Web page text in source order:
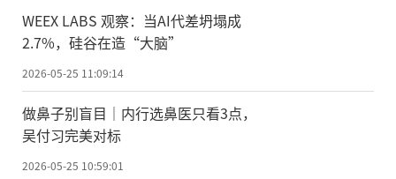
WEEX LABS 观察：当AI代差坍塌成
2.7%，硅谷在造“大脑”
2026-05-25 11:09:14
做鼻子别盲目｜内行选鼻医只看3点，
吴付习完美对标
2026-05-25 10:59:01